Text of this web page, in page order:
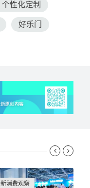
个性化定制
好乐门
新消费观察
 